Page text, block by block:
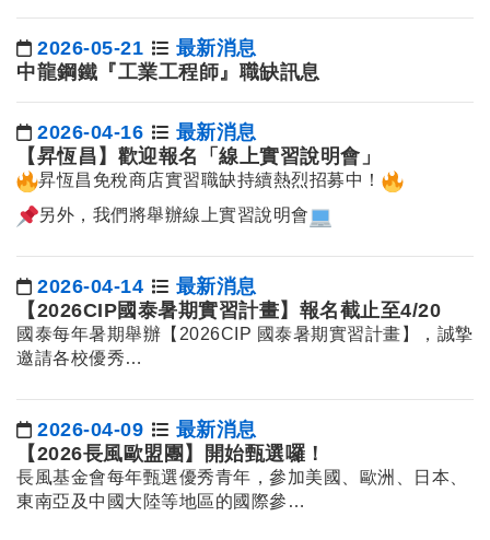
日期：
2026-05-21
最新消息
中龍鋼鐵『工業工程師』職缺訊息
日期：
2026-04-16
最新消息
【昇恆昌】歡迎報名「線上實習說明會」
昇恆昌免稅商店實習職缺持續熱烈招募中！
另外，我們將舉辦線上實習說明會
日期：
2026-04-14
最新消息
【2026CIP國泰暑期實習計畫】報名截止至4/20
國泰每年暑期舉辦【2026CIP 國泰暑期實習計畫】，誠摯
邀請各校優秀…
日期：
2026-04-09
最新消息
【2026長風歐盟團】開始甄選囉！
長風基金會每年甄選優秀青年，參加美國、歐洲、日本、
東南亞及中國大陸等地區的國際參…